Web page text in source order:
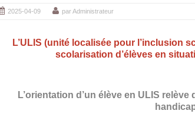
2025-04-09 par Administrateur
L’ULIS (unité localisée pour l’inclusion
scolarisation d’élèves en
L’orientation d’un élève en ULIS